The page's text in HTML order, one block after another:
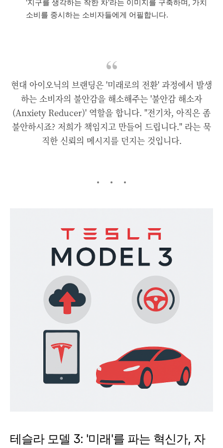
'지구를 생각하는 착한 차'라는 이미지를 구축하며, 가치
소비를 중시하는 소비자들에게 어필합니다.
현대 아이오닉의 브랜딩은 '미래로의 전환' 과정에서 발생
하는 소비자의 불안감을 해소해주는 '불안감 해소자
(Anxiety Reducer)' 역할을 합니다. "전기차, 아직은 좀
불안하시죠? 저희가 책임지고 만들어 드립니다." 라는 묵
직한 신뢰의 메시지를 던지는 것입니다.
테슬라 모델 3: '미래'를 파는 혁신가, 자